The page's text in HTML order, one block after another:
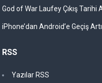
God of War Laufey Çıkış Tarihi
iPhone’dan Android’e Geçiş
RSS
Yazılar RSS